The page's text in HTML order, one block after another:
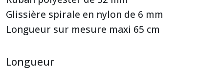
Glissière spirale en nylon de 6 mm
Longueur sur mesure maxi 65 cm
Longueur